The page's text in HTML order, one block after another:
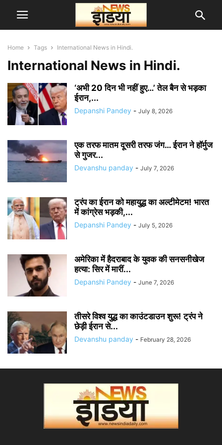
Home Tags International News in Hindi.
International News in Hindi.
‘अभी 20 दिन भी नहीं हुए…’ तेल बैन से भड़का
ईरान,...
Depanshi Pandey - July 8, 2026
एक तरफ मातम दूसरी तरफ जंग… ईरान ने हॉर्मुज
से गुजर...
Devanshu panday - July 7, 2026
ट्रंप का ईरान को महायुद्ध का अल्टीमेटम! भारत
में कांग्रेस भड़की,...
Depanshi Pandey - July 5, 2026
अमेरिका में हैदराबाद के युवक की सनसनीखेज
हत्या: सिर में मारीं...
Depanshi Pandey - June 7, 2026
तीसरे विश्व युद्ध का काउंटडाउन शुरू! ट्रंप ने
छेड़ी ईरान से...
Devanshu panday - February 28, 2026